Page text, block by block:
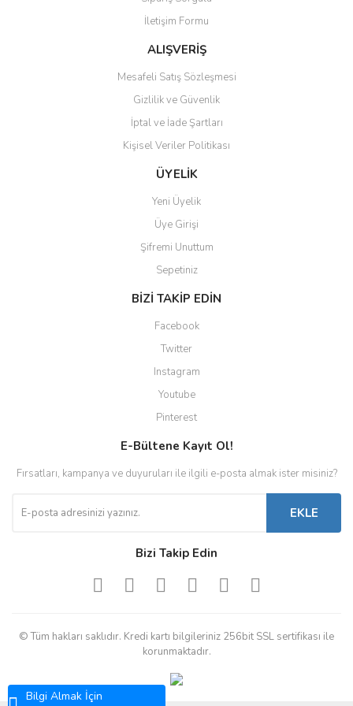
Bilgi Almak İçin
Bu ürüne benzer farklı alternatifler olmalı.
Gönder
İletişim Formu
ALIŞVERİŞ
Mesafeli Satış Sözleşmesi
Gizlilik ve Güvenlik
İptal ve İade Şartları
Kişisel Veriler Politikası
ÜYELİK
Yeni Üyelik
Üye Girişi
Şifremi Unuttum
Sepetiniz
BİZİ TAKİP EDİN
Facebook
Twitter
Instagram
Youtube
Pinterest
E-Bültene Kayıt Ol!
Fırsatları, kampanya ve duyuruları ile ilgili e-posta almak ister misiniz?
EKLE
Bizi Takip Edin
© Tüm hakları saklıdır. Kredi kartı bilgileriniz 256bit SSL sertifikası ile
korunmaktadır.